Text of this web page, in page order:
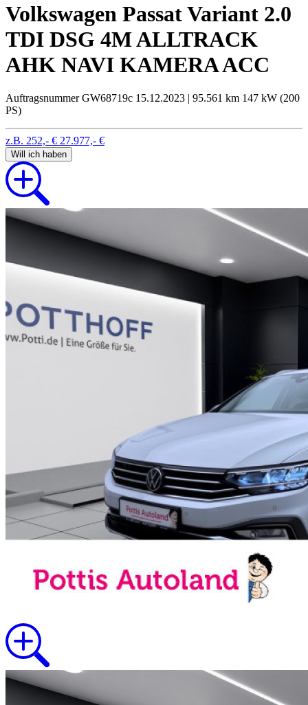
Volkswagen Passat Variant 2.0
TDI DSG 4M ALLTRACK
AHK NAVI KAMERA ACC
Auftragsnummer GW68719c 15.12.2023 | 95.561 km 147 kW (200
PS)
z.B. 252,- € 27.977,- €
Will ich haben